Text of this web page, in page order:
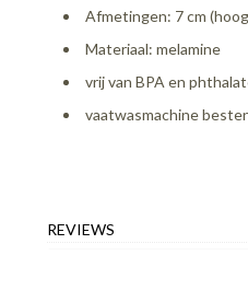
Afmetingen: 7 cm
Materiaal: melamine
vrij van BPA en
vaatwasmachine
REVIEWS